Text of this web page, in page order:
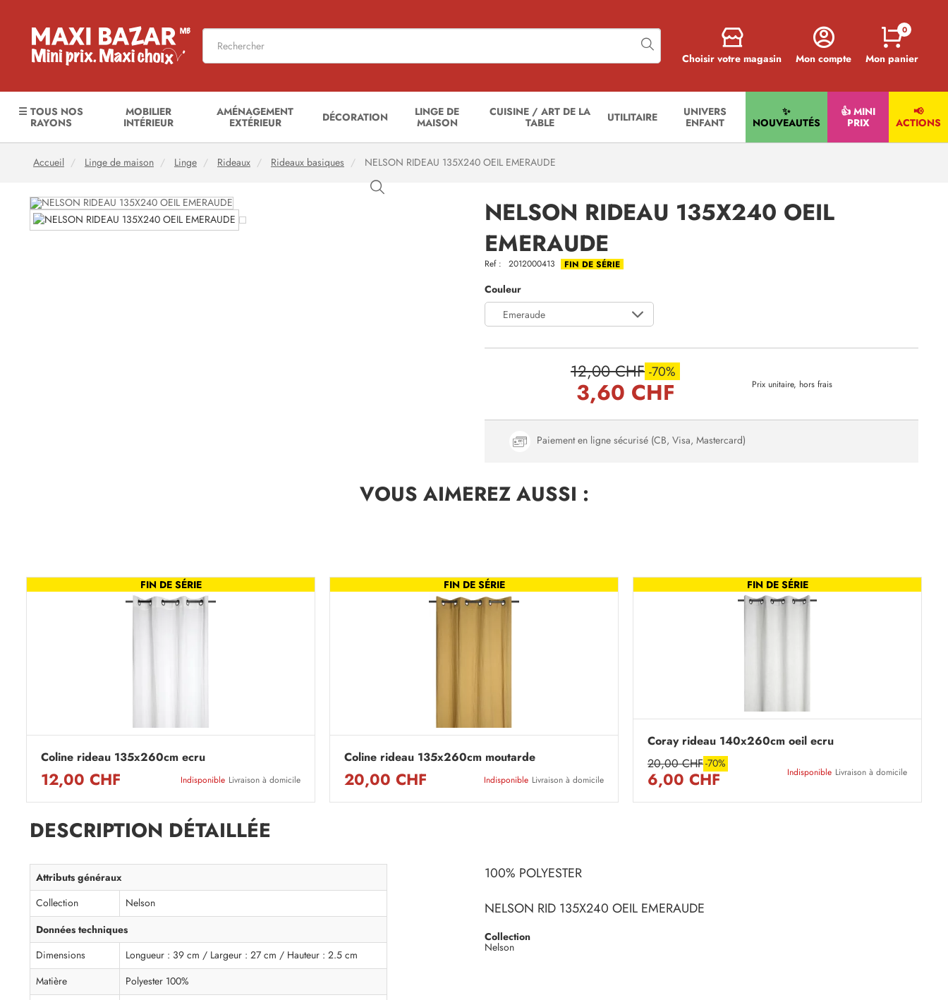
Choisir votre magasin Mon compte Mon panier
0
☰ TOUS NOS
RAYONS
MOBILIER
INTÉRIEUR
AMÉNAGEMENT
EXTÉRIEUR
DÉCORATION
LINGE DE
MAISON
CUISINE / ART DE LA
TABLE
UTILITAIRE
UNIVERS
ENFANT
✨
NOUVEAUTÉS
👍 MINI
PRIX
📢
ACTIONS
Accueil Linge de maison Linge Rideaux Rideaux basiques NELSON RIDEAU 135X240 OEIL EMERAUDE
NELSON RIDEAU 135X240 OEIL
EMERAUDE
Ref : 2012000413 FIN DE SÉRIE
Couleur
Emeraude
12,00 CHF -70%
3,60 CHF Prix unitaire, hors frais
Paiement en ligne sécurisé (CB, Visa, Mastercard)
VOUS AIMEREZAUSSI :
FIN DE SÉRIE
Coline rideau 135x260cm ecru
12,00 CHF Indisponible Livraison à domicile
FIN DE SÉRIE
Coline rideau 135x260cm moutarde
20,00 CHF Indisponible Livraison à domicile
FIN DE SÉRIE
Coray rideau 140x260cm oeil ecru
20,00 CHF-70%
6,00 CHF Indisponible Livraison à domicile
DESCRIPTION DÉTAILLÉE
Attributs généraux
Collection Nelson
Données techniques
Dimensions
Longueur : 39 cm / Largeur : 27 cm / Hauteur : 2.5 cm
Matière
Polyester 100%
100% POLYESTER
NELSON RID 135X240 OEIL EMERAUDE
Collection
Nelson